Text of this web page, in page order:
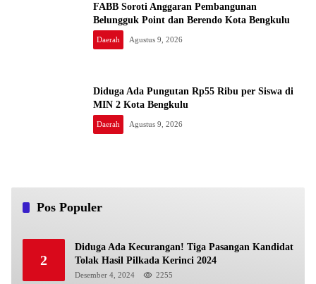
FABB Soroti Anggaran Pembangunan
Belungguk Point dan Berendo Kota Bengkulu
Daerah Agustus 9, 2026
Diduga Ada Pungutan Rp55 Ribu per Siswa di
MIN 2 Kota Bengkulu
Daerah Agustus 9, 2026
Pos Populer
2
Diduga Ada Kecurangan! Tiga Pasangan Kandidat
Tolak Hasil Pilkada Kerinci 2024
Desember 4, 2024 2255